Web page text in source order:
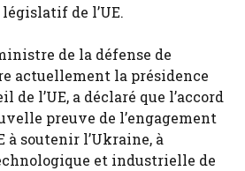
de l’UE.
de la défense de
actuellement la présidence
de l’UE, a déclaré que l’accord
preuve de l’engagement
à soutenir l’Ukraine, à
et industrielle de